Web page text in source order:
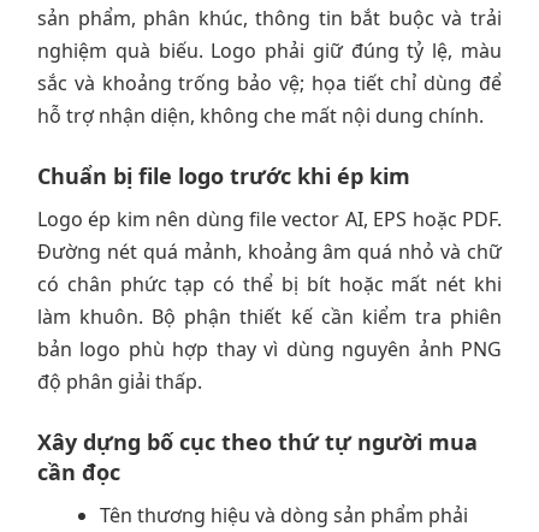
sản phẩm, phân khúc, thông tin bắt buộc và trải
nghiệm quà biếu. Logo phải giữ đúng tỷ lệ, màu
sắc và khoảng trống bảo vệ; họa tiết chỉ dùng để
hỗ trợ nhận diện, không che mất nội dung chính.
Chuẩn bị file logo trước khi ép kim
Logo ép kim nên dùng file vector AI, EPS hoặc PDF.
Đường nét quá mảnh, khoảng âm quá nhỏ và chữ
có chân phức tạp có thể bị bít hoặc mất nét khi
làm khuôn. Bộ phận thiết kế cần kiểm tra phiên
bản logo phù hợp thay vì dùng nguyên ảnh PNG
độ phân giải thấp.
Xây dựng bố cục theo thứ tự người mua
cần đọc
Tên thương hiệu và dòng sản phẩm phải